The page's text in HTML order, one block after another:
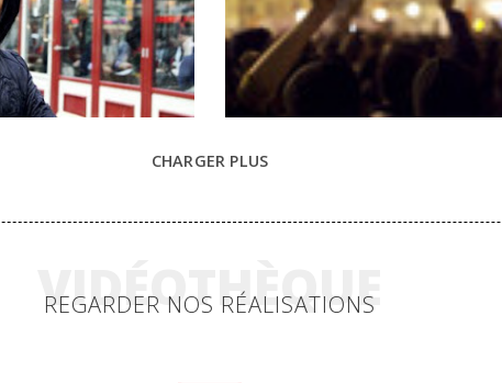
CHARGER PLUS
VIDÉOTHÈQUE
REGARDER NOS RÉALISATIONS